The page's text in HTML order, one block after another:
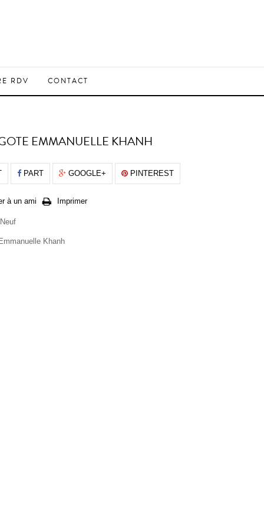
RDV CONTACT
EMMANUELLE KHANH
PART GOOGLE+ PINTEREST
à un ami Imprimer
Neuf
Khanh